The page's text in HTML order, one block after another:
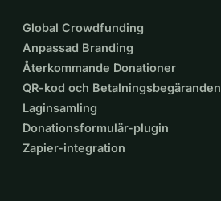
Global Crowdfunding
Anpassad Branding
Återkommande Donationer
QR-kod och Betalningsbegäranden
Laginsamling
Donationsformulär-plugin
Zapier-integration